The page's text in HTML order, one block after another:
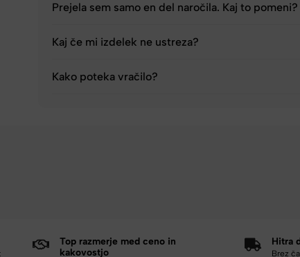
Prejela sem samo en del naročila. Kaj to pomeni?
Kaj če mi izdelek ne ustreza?
Kako poteka vračilo?
Top razmerje med ceno in
kakovostjo
Hitra
Brez